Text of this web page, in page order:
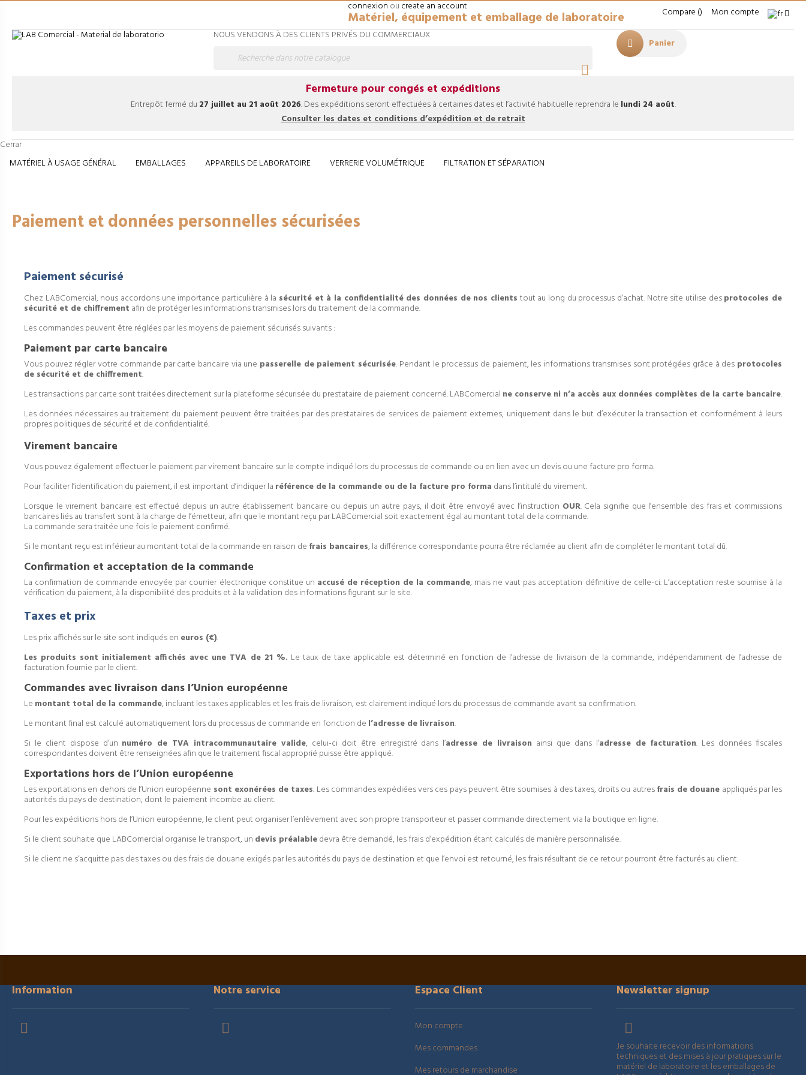
Compare Mon compte
connexion ou create an account
Matériel, équipement et emballage de laboratoire
NOUS VENDONS À DES CLIENTS PRIVÉS OU COMMERCIAUX

Panier
Fermeture pour congés et expéditions
Entrepôt fermé du 27 juillet au 21 août 2026. Des expéditions seront effectuées à certaines dates et l’activité habituelle reprendra le lundi 24 août.
Consulter les dates et conditions d’expédition et de retrait
Cerrar
MATÉRIEL À USAGE GÉNÉRAL
EMBALLAGES APPAREILS DE LABORATOIRE VERRERIE VOLUMÉTRIQUE FILTRATION ET SÉPARATION
Paiement et données personnelles sécurisées
Paiement sécurisé
Chez LABComercial, nous accordons une importance particulière à la sécurité et à la confidentialité des données de nos clients tout au long du processus d’achat. Notre site utilise desprotocoles de
sécurité et de chiffrement afin de protéger les informations transmises lors du traitement de la commande.
Les commandes peuvent être réglées par les moyens de paiement sécurisés suivants :
Paiement par carte bancaire
Vous pouvez régler votre commande par carte bancaire via une passerelle de paiement sécurisée. Pendant le processus de paiement, les informations transmises sont protégées grâce à des protocoles
de sécurité et de chiffrement.
Les transactions par carte sont traitées directement sur la plateforme sécurisée du prestataire de paiement concerné. LABComercial ne conserve ni n’a accès aux données complètes de la carte bancaire.
Les données nécessaires au traitement du paiement peuvent être traitées par des prestataires de services de paiement externes, uniquement dans le but d’exécuter la transaction et conformément à leurs
propres politiques de sécurité et de confidentialité.
Virement bancaire
Vous pouvez également effectuer le paiement par virement bancaire sur le compte indiqué lors du processus de commande ou en lien avec un devis ou une facture pro forma.
Pour faciliter l’identification du paiement, il est important d’indiquer la référence de la commande ou de la facture pro forma dans l’intitulé du virement.
Lorsque le virement bancaire est effectué depuis un autre établissement bancaire ou depuis un autre pays, il doit être envoyé avec l’instruction OUR. Cela signifie que l’ensemble des frais et commissions
bancaires liés au transfert sont à la charge de l’émetteur, afin que le montant reçu par LABComercial soit exactement égal au montant total de la commande.
La commande sera traitée une fois le paiement confirmé.
Si le montant reçu est inférieur au montant total de la commande en raison de frais bancaires, la différence correspondante pourra être réclamée au client afin de compléter le montant total dû.
Confirmation et acceptation de la commande
La confirmation de commande envoyée par courrier électronique constitue un accusé de réception de la commande, mais ne vaut pas acceptation définitive de celle-ci. L’acceptation reste soumise à la
vérification du paiement, à la disponibilité des produits et à la validation des informations figurant sur le site.
Taxes et prix
Les prix affichés sur le site sont indiqués en euros (€).
Les produits sont initialement affichés avec une TVA de 21 %. Le taux de taxe applicable est déterminé en fonction de l’adresse de livraison de la commande, indépendamment de l’adresse de
facturation fournie par le client.
Commandes avec livraison dans l’Union européenne
Le montant total de la commande, incluant les taxes applicables et les frais de livraison, est clairement indiqué lors du processus de commande avant sa confirmation.
Le montant final est calculé automatiquement lors du processus de commande en fonction de l’adresse de livraison.
Si le client dispose d’un numéro de TVA intracommunautaire valide, celui-ci doit être enregistré dans l’adresse de livraison ainsi que dans l’adresse de facturation. Les données fiscales
correspondantes doivent être renseignées afin que le traitement fiscal approprié puisse être appliqué.
Exportations hors de l’Union européenne
Les exportations en dehors de l’Union européenne sont exonérées de taxes. Les commandes expédiées vers ces pays peuvent être soumises à des taxes, droits ou autresfrais de douane appliqués par les
autorités du pays de destination, dont le paiement incombe au client.
Pour les expéditions hors de l’Union européenne, le client peut organiser l’enlèvement avec son propre transporteur et passer commande directement via la boutique en ligne.
Si le client souhaite que LABComercial organise le transport, un devis préalabledevra être demandé, les frais d’expédition étant calculés de manière personnalisée.
Si le client ne s’acquitte pas des taxes ou des frais de douane exigés par les autorités du pays de destination et que l’envoi est retourné, les frais résultant de ce retour pourront être facturés au client.
Information

Notre service

Espace Client
Mon compte
Mes commandes
Mes retours de marchandise
Newsletter signup

Je souhaite recevoir des informations
techniques et des mises à jour pratiques sur le
matériel de laboratoire et les emballages de